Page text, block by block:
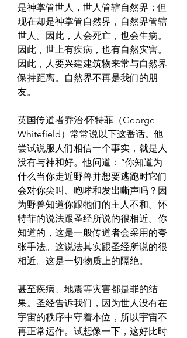
是神掌管世人，世人管辖自然界；但
现在却是神掌管自然界，自然界管辖
世人。因此，人会死亡，也会生病。
因此，世上有疾病，也有自然灾害。
因此，人要兴建建筑物来常与自然界
保持距离。自然界不再是我们的朋
友。
英国传道者乔治‧怀特菲（George
Whitefield）常常说以下这番话。他
尝试说服人们相信一个事实，就是人
没有与神和好。他问道：“你知道为
什么当你走近野兽并想要逃跑时它们
会对你尖叫、咆哮和发出嘶声吗？因
为野兽知道你跟牠们的主人不和。怀
特菲的说法跟圣经所说的很相近。你
知道的，这是一般传道者会采用的夸
张手法。这说法其实跟圣经所说的很
相近。这是一切物质上的隔绝。
甚至疾病、地震等灾害都是罪的结
果。圣经告诉我们，因为世人没有在
宇宙的秩序中守着本位，所以宇宙不
再正常运作。试想像一下，这好比时